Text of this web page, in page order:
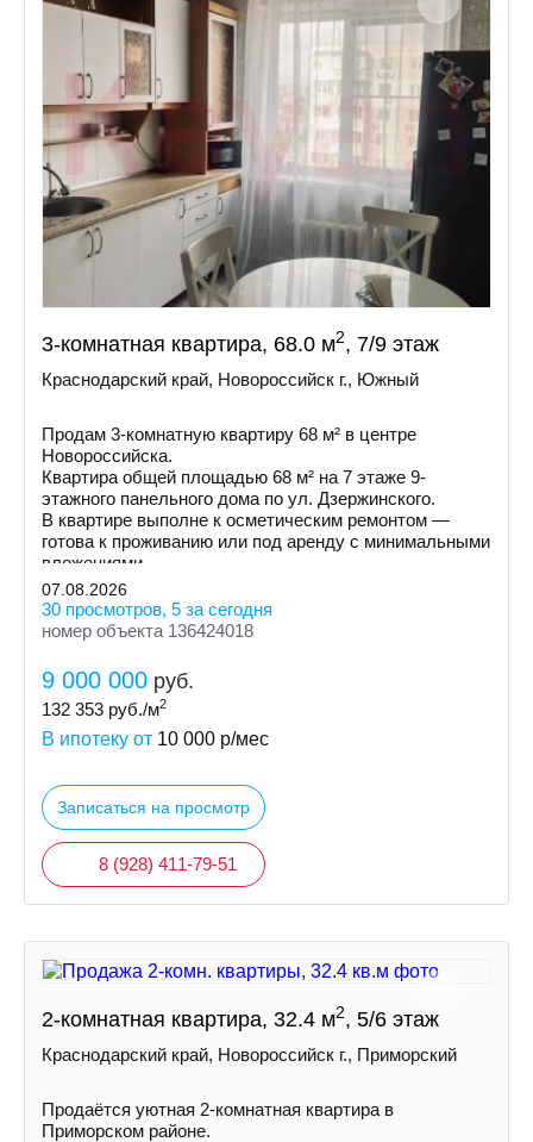
3-комнатная квартира, 68.0 м2, 7/9 этаж
Краснодарский край, Новороссийск г., Южный
Продам 3-комнатную квартиру 68 м² в центре
Новороссийска.
Квартира общей площадью 68 м² на 7 этаже 9-
этажного панельного дома по ул. Дзержинского.
В квартире выполне к осметическим ремонтом —
готова к проживанию или под аренду с минимальными
вложениями.
07.08.2026
30 просмотров, 5 за сегодня
номер объекта 136424018
9 000 000 руб.
132 353 руб./м2
В ипотеку от 10 000 р/мес
Записаться на просмотр
8 (928) 411-79-51
2-комнатная квартира, 32.4 м2, 5/6 этаж
Краснодарский край, Новороссийск г., Приморский
Продаётся уютная 2-комнатная квартира в
Приморском районе.